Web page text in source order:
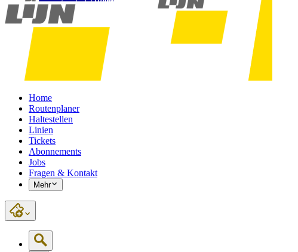
Home
Routenplaner
Haltestellen
Linien
Tickets
Abonnements
Jobs
Fragen & Kontakt
Mehr